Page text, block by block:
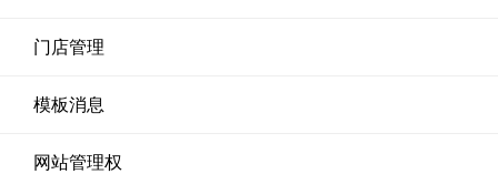
门店管理
模板消息
网站管理权